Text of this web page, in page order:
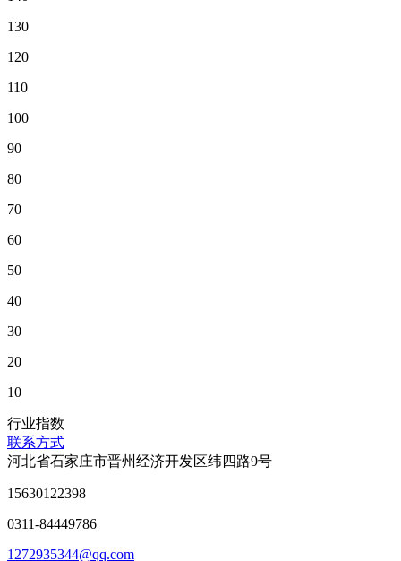
130
120
110
100
90
80
70
60
50
40
30
20
10
行业指数
联系方式
河北省石家庄市晋州经济开发区纬四路9号
15630122398
0311-84449786
1272935344@qq.com